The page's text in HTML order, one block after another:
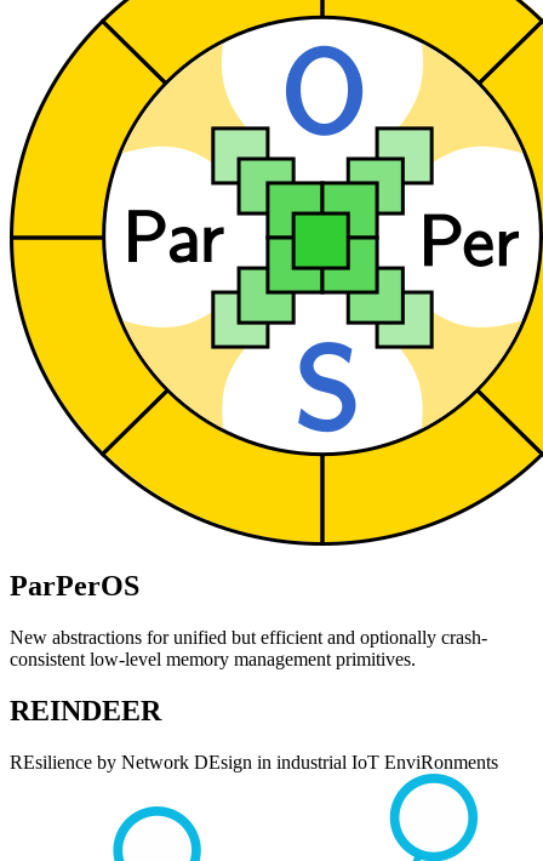
ParPerOS
New abstractions for unified but efficient and optionally crash-
consistent low-level memory management primitives.
REINDEER
REsilience by Network DEsign in industrial IoT EnviRonments